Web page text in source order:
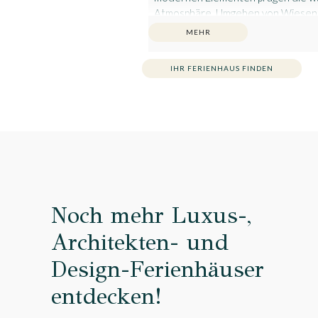
Atmosphäre. Umgeben von
bietet das liebevoll gestaltete
und Genießen inmitten der Natur.
MEHR
IHR FERIENHAUS FINDEN
Noch mehr Luxus-,
Architekten- und
Design-Ferienhäuser
entdecken!